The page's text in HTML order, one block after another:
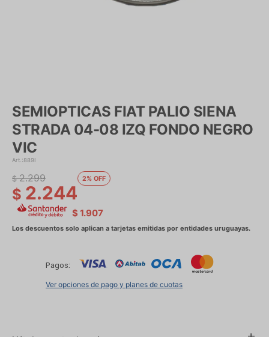
SEMIOPTICAS FIAT PALIO SIENA
STRADA 04-08 IZQ FONDO NEGRO
VIC
889I
$ 2.244
$ 2.299 2
$ 1.907
Pagos:
Ver opciones de pago y planes de cuotas